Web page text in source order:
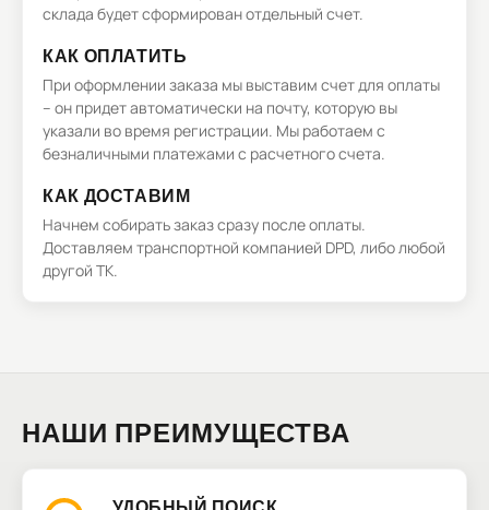
склада будет сформирован отдельный счет.
КАК ОПЛАТИТЬ
При оформлении заказа мы выставим счет для оплаты
– он придет автоматически на почту, которую вы
указали во время регистрации. Мы работаем с
безналичными платежами с расчетного счета.
КАК ДОСТАВИМ
Начнем собирать заказ сразу после оплаты.
Доставляем транспортной компанией DPD, либо любой
другой ТК.
НАШИ ПРЕИМУЩЕСТВА